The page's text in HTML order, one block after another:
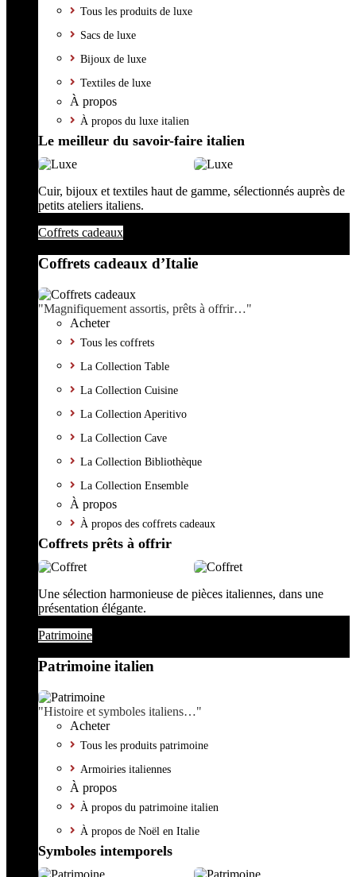
Tous les produits de luxe
Sacs de luxe
Bijoux de luxe
Textiles de luxe
À propos
À propos du luxe italien
Le meilleur du savoir-faire italien
Cuir, bijoux et textiles haut de gamme, sélectionnés auprès de
petits ateliers italiens.
Coffrets cadeaux
Coffrets cadeaux d’Italie
"Magnifiquement assortis, prêts à offrir…"
Acheter
Tous les coffrets
La Collection Table
La Collection Cuisine
La Collection Aperitivo
La Collection Cave
La Collection Bibliothèque
La Collection Ensemble
À propos
À propos des coffrets cadeaux
Coffrets prêts à offrir
Une sélection harmonieuse de pièces italiennes, dans une
présentation élégante.
Patrimoine
Patrimoine italien
"Histoire et symboles italiens…"
Acheter
Tous les produits patrimoine
Armoiries italiennes
À propos
À propos du patrimoine italien
À propos de Noël en Italie
Symboles intemporels